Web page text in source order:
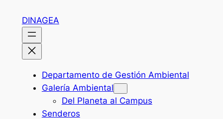
content
DINAGEA
Departamento de Gestión Ambiental
Galería Ambiental
Del Planeta al Campus
Senderos